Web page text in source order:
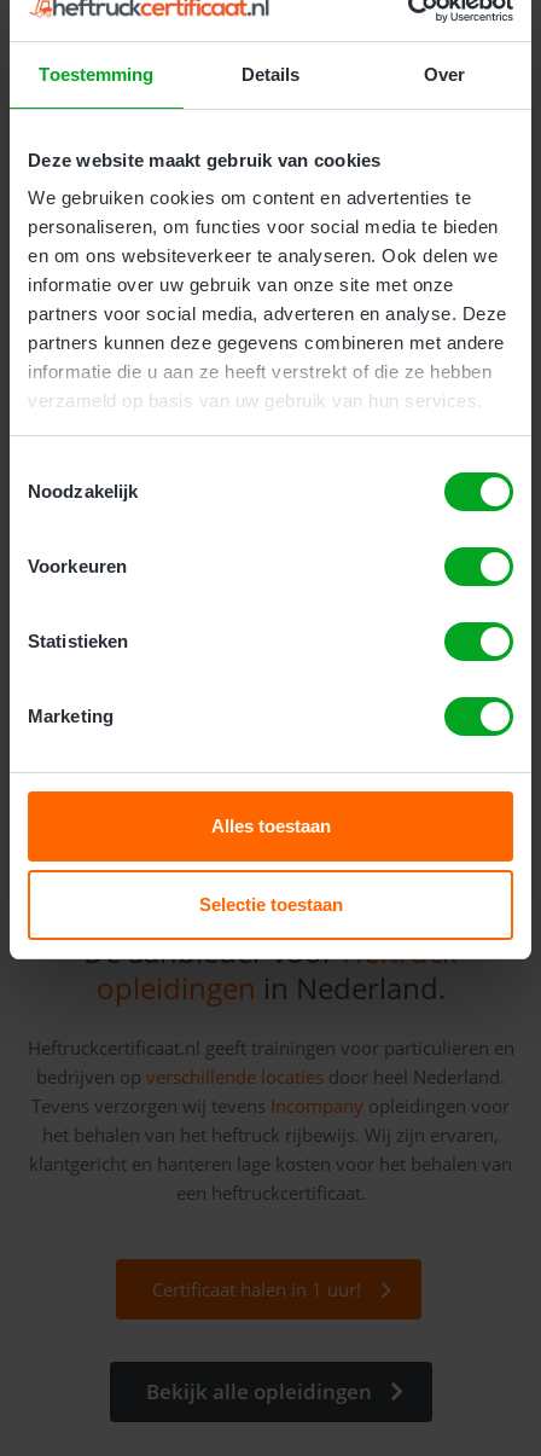
Toestemming Details Over
Deze website maakt gebruik van cookies
We gebruiken cookies om content en advertenties te
personaliseren, om functies voor social media te bieden
en om ons websiteverkeer te analyseren. Ook delen we
informatie over uw gebruik van onze site met onze
partners voor social media, adverteren en analyse. Deze
partners kunnen deze gegevens combineren met andere
informatie die u aan ze heeft verstrekt of die ze hebben
verzameld op basis van uw gebruik van hun services.
Noodzakelijk
Voorkeuren
Statistieken
Marketing
Alles toestaan
Selectie toestaan
onderhoud en de praktijk. Deze cursus duurt 2
aaneengesloten dagen.
Veilig werken met de heftruck en
reachtruck
Deze cursus is geschikt voor beginnende heftruck en
ervaring. Deze veiligheidsopleiding gaat dieper in op
veiligheid, onderhoud en de praktijk. Deze cursus
Dé aanbieder voorHeftruck
opleidingen in Nederland.
Heftruckcertificaat.nl geeft trainingen voor particulieren en
bedrijven op verschillende locaties door heel Nederland.
Tevens verzorgen wij tevens Incompany opleidingen voor
het behalen van het heftruck rijbewijs. Wij zijn ervaren,
klantgericht en hanteren lage kosten voor het behalen van
een heftruckcertificaat.
Certificaat halen in 1 uur!
Bekijk alle opleidingen